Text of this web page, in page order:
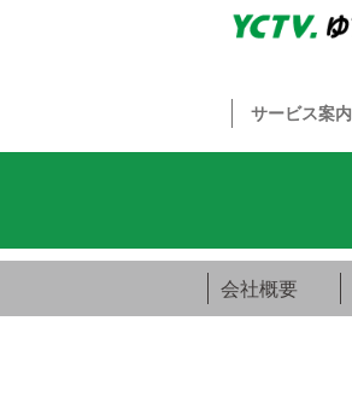
サービス案内
会社概要